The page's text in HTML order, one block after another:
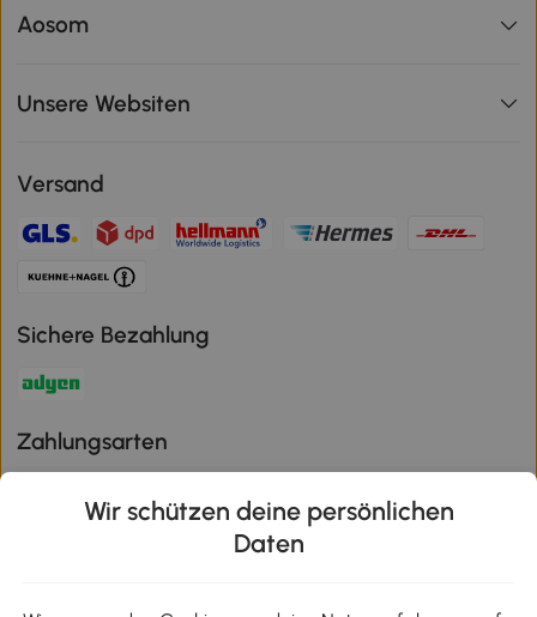
Aosom
Unsere Websiten
Versand
Sichere Bezahlung
Zahlungsarten
Wir schützen deine persönlichen
Daten